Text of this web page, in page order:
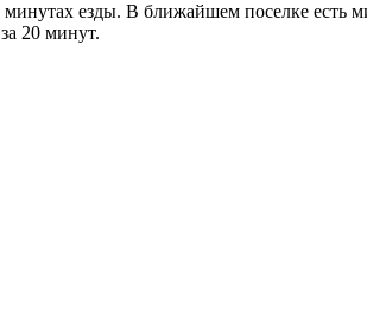
езды. В ближайшем поселке есть
20 минут.